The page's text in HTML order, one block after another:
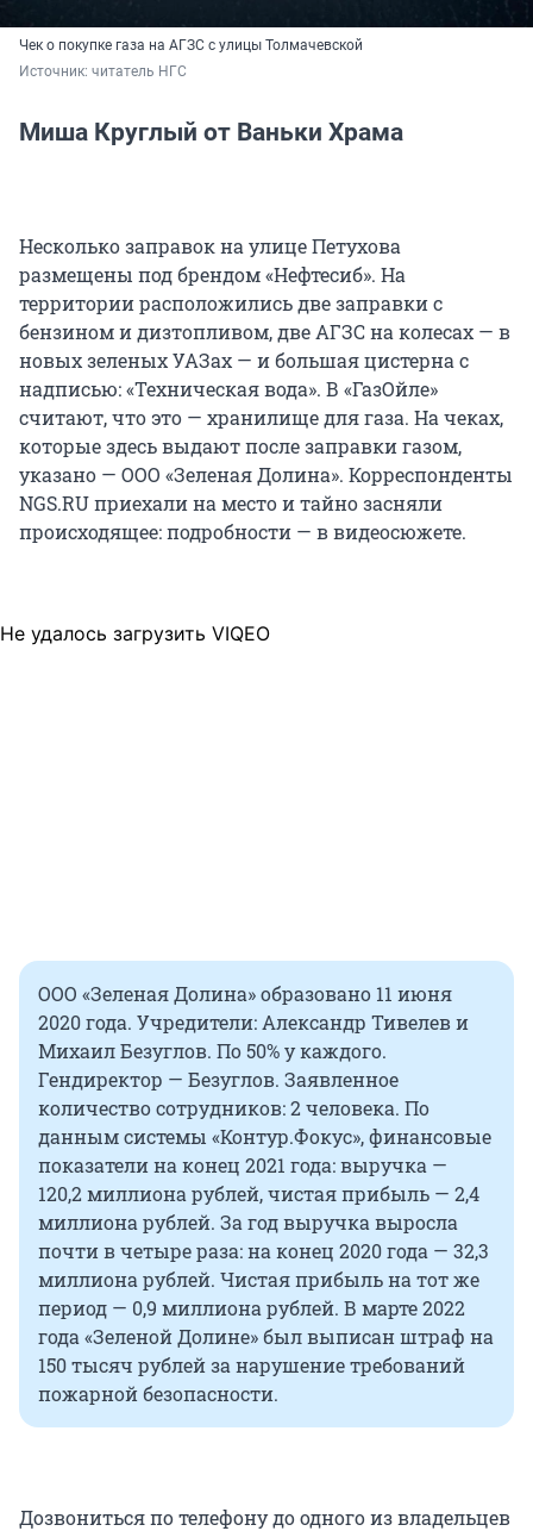
Чек о покупке газа на АГЗС с улицы Толмачевской
Источник: читатель НГС
Миша Круглый от Ваньки Храма
Несколько заправок на улице Петухова
размещены под брендом «Нефтесиб». На
территории расположились две заправки с
бензином и дизтопливом, две АГЗС на колесах — в
новых зеленых УАЗах — и большая цистерна с
надписью: «Техническая вода». В «ГазОйле»
считают, что это — хранилище для газа. На чеках,
которые здесь выдают после заправки газом,
указано — ООО «Зеленая Долина». Корреспонденты
NGS.RU приехали на место и тайно засняли
происходящее: подробности — в видеосюжете.
Не удалось загрузить VIQEO
ООО «Зеленая Долина» образовано 11 июня
2020 года. Учредители: Александр Тивелев и
Михаил Безуглов. По 50% у каждого.
Гендиректор — Безуглов. Заявленное
количество сотрудников: 2 человека. По
данным системы «Контур.Фокус», финансовые
показатели на конец 2021 года: выручка —
120,2 миллиона рублей, чистая прибыль — 2,4
миллиона рублей. За год выручка выросла
почти в четыре раза: на конец 2020 года — 32,3
миллиона рублей. Чистая прибыль на тот же
период — 0,9 миллиона рублей. В марте 2022
года «Зеленой Долине» был выписан штраф на
150 тысяч рублей за нарушение требований
пожарной безопасности.
Дозвониться по телефону до одного из владельцев